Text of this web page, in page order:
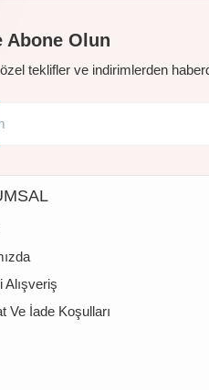
Abone Olun
teklifler ve indirimlerden
Alışveriş
Ve İade Koşulları